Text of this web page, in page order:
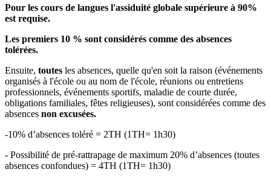
Pour les cours de langues l'assiduité globale supérieure à 90%
est requise.
Les premiers 10 % sont considérés comme des absences
tolérées.
Ensuite, toutes les absences, quelle qu'en soit la raison (événements
organisés à l'école ou au nom de l'école, réunions ou entretiens
professionnels, événements sportifs, maladie de courte durée,
obligations familiales, fêtes religieuses), sont considérées comme des
absences non excusées.
-10% d’absences toléré = 2TH (1TH= 1h30)
- Possibilité de pré-rattrapage de maximum 20% d’absences (toutes
absences confondues) = 4TH (1TH= 1h30)